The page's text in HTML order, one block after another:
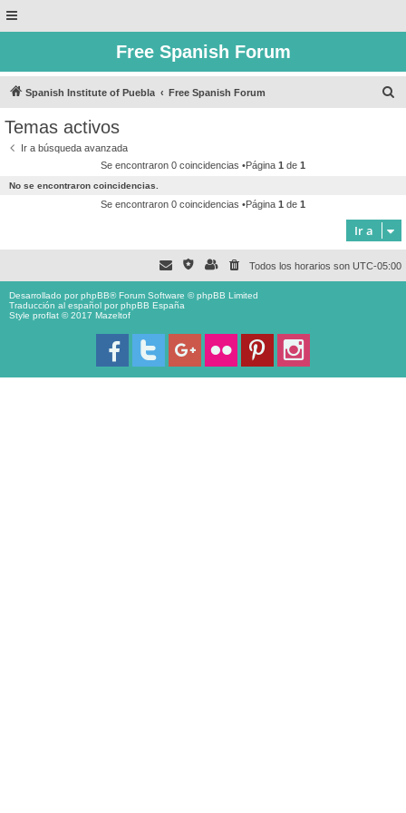
Free Spanish Forum
Spanish Institute of Puebla Free Spanish Forum
Temas activos
Ir a búsqueda avanzada
Se encontraron 0 coincidencias •Página 1 de 1
No se encontraron coincidencias.
Se encontraron 0 coincidencias •Página 1 de 1
Ir a
Todos los horarios son UTC-05:00
Desarrollado porphpBB® Forum Software © phpBB Limited
Traducción al español porphpBB España
Style proflat © 2017 Mazeltof